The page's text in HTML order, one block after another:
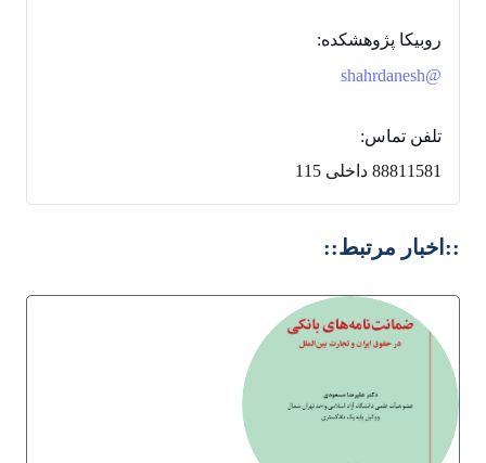
روبیکا پژوهشکده:
@shahrdanesh
تلفن تماس:
88811581 داخلی 115
::اخبار مرتبط::